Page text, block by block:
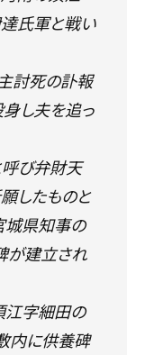
氏軍と戦い
討死の訃報
し夫を追っ
び弁財天
したものと
城県知事の
が建立され
江字細田の
内に供養碑